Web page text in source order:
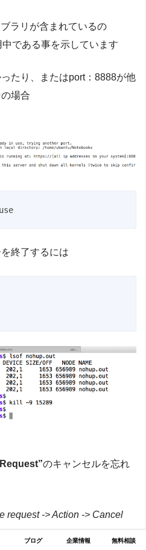
ラリが含まれているの
中である事を示しています
たり、またはport：8888が他
場合
終了するには
のキャンセルを忘れ
request -> Action -> Cancel
ブログ 企業情報 無料相談